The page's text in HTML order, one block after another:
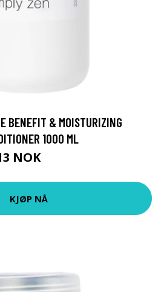
BENEFIT & MOISTURIZING
1000 ML
NOK
KJØP NÅ